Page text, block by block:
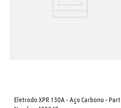
Eletrodo XPR 130A - Aço Carbono - Part